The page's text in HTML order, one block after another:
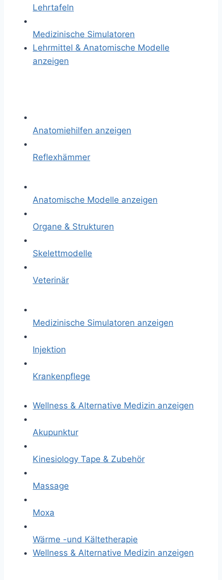
Lehrtafeln
Medizinische Simulatoren
Lehrmittel & Anatomische Modelle
anzeigen
Anatomiehilfen anzeigen
Reflexhämmer
Anatomische Modelle anzeigen
Organe & Strukturen
Skelettmodelle
Veterinär
Medizinische Simulatoren anzeigen
Injektion
Krankenpflege
Wellness & Alternative Medizin anzeigen
Akupunktur
Kinesiology Tape & Zubehör
Massage
Moxa
Wärme -und Kältetherapie
Wellness & Alternative Medizin anzeigen